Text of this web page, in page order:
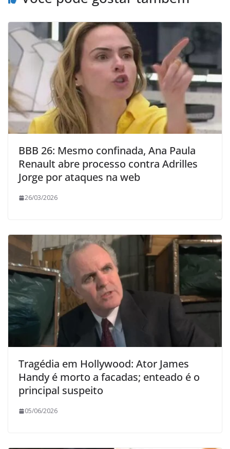
BBB 26: Mesmo confinada, Ana Paula
Renault abre processo contra Adrilles
Jorge por ataques na web
26/03/2026
Tragédia em Hollywood: Ator James
Handy é morto a facadas; enteado é o
principal suspeito
05/06/2026